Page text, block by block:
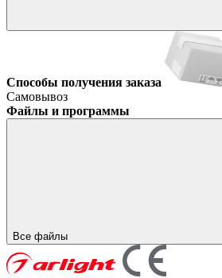
Способы получения заказа
Самовывоз
Файлы и программы
Все файлы